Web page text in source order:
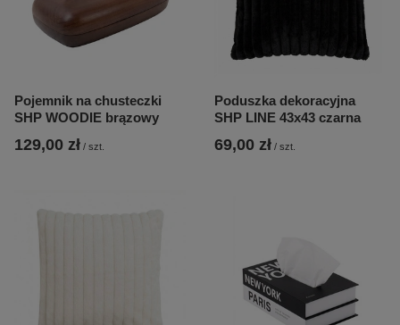
Pojemnik na chusteczki
SHP WOODIE brązowy
129,00 zł / szt.
Poduszka dekoracyjna
SHP LINE 43x43 czarna
69,00 zł / szt.